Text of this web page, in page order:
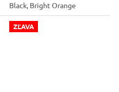
sebavedomie pri...
Black, Bright Orange
ZĽAVA